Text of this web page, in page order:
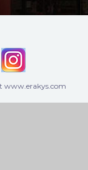
www.erakys.com